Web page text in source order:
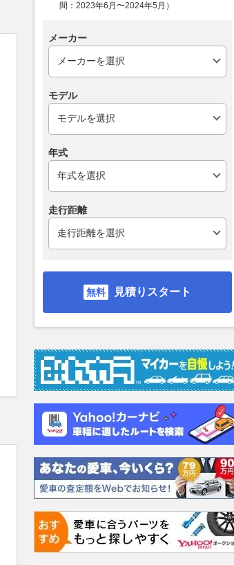
間：2023年6月〜2024年5月）
メーカー
モデル
年式
走行距離
見積りスタート